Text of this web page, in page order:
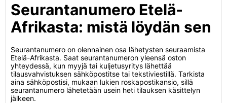
Seurantanumero Etelä-
Afrikasta: mistä löydän sen
Seurantanumero on olennainen osa lähetysten seuraamista
Etelä-Afrikasta. Saat seurantanumeron yleensä oston
yhteydessä, kun myyjä tai kuljetusyritys lähettää
tilausvahvistuksen sähköpostitse tai tekstiviestillä. Tarkista
aina sähköpostisi, mukaan lukien roskapostikansio, sillä
seurantanumero lähetetään usein heti tilauksen käsittelyn
jälkeen.